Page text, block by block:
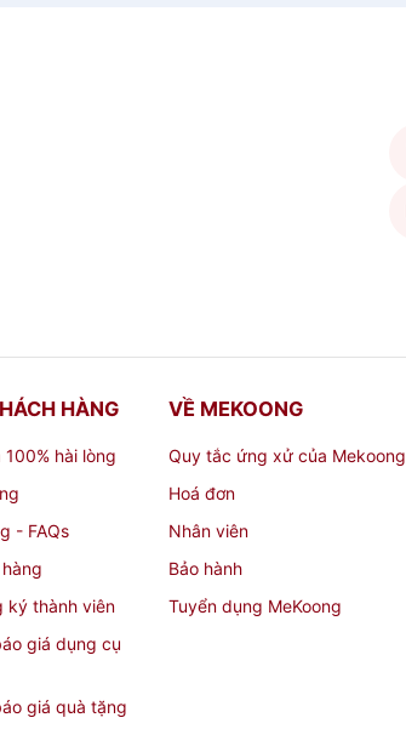
HÀNG
hài lòng
- FAQs
ký thành viên
giá dụng cụ
giá quà tặng
VỀ MEKOONG
Quy tắc ứng xử của Mekoong
Hoá đơn
Nhân viên
Bảo hành
Tuyển dụng MeKoong